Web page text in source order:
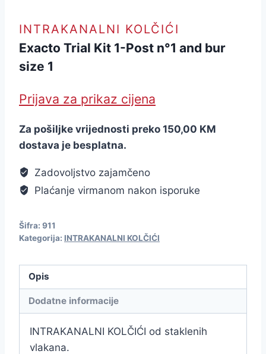
INTRAKANALNI KOLČIĆI
Exacto Trial Kit 1-Post n°1 and bur
size 1
Prijava za prikaz cijena
Za pošiljke vrijednosti preko 150,00 KM
dostava je besplatna.
Zadovoljstvo zajamčeno
Plaćanje virmanom nakon isporuke
Šifra: 911
Kategorija: INTRAKANALNI KOLČIĆI
Opis
Dodatne informacije
INTRAKANALNI KOLČIĆI od staklenih
vlakana.